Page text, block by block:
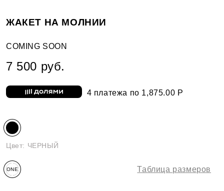
ЖАКЕТ НА МОЛНИИ
COMING SOON
7 500 руб.
4 платежа по 1,875.00 Р
Цвет: ЧЕРНЫЙ
ONE Таблица размеров